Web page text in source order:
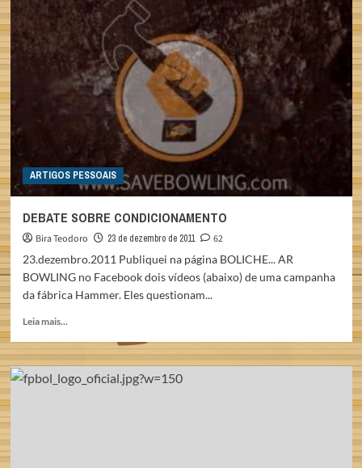
SILVA,
BICAMPEÃ
BRASILEIRA,
EM
ENTREVISTA
EXCLUSIVA
TV
FEPABOL
ARTIGOS PESSOAIS
DEBATE SOBRE CONDICIONAMENTO
Bira Teodoro 23 de dezembro de 2011
62
23.dezembro.2011 Publiquei na página BOLICHE... AR
BOWLING no Facebook dois vídeos (abaixo) de uma campanha
da fábrica Hammer. Eles questionam...
Leia mais...
DEBATE
SOBRE